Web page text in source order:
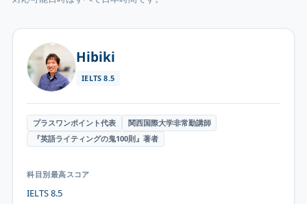
Hibiki
IELTS8.5
プラスワンポイント代表
関西国際大学非常勤講師
『英語ライティングの鬼100則』著者
科目別最高スコア
IELTS 8.5